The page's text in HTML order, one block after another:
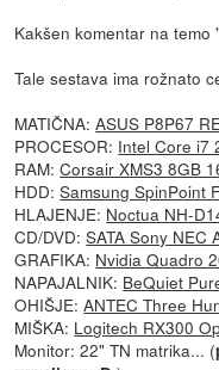
Kakšen komentar na temo
Tale sestava ima rožnato
MATIČNA:ASUS P8P67
PROCESOR: Intel Core i7
RAM:Corsair XMS3 8GB
HDD:Samsung SpinPoint
HLAJENJE: Noctua NH-
CD/DVD:SATA Sony NEC
GRAFIKA: Nvidia Quadro
NAPAJALNIK: BeQuiet
OHIŠJE:ANTEC Three
MIŠKA: Logitech RX300
Monitor: 22" TN matrika... (